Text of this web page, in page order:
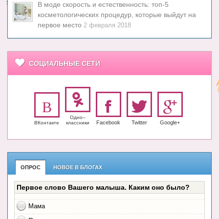
В моде скорость и естественность: топ-5
косметологических процедур, которые выйдут на
первое место 2 февраля 2018
СОЦИАЛЬНЫЕ СЕТИ
ВКонтакте
Одно-­
класс­ники
Facebook Twitter Google+
ОПРОС НОВОЕ В БЛОГАХ